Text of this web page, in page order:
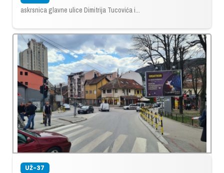
askrsnica glavne ulice Dimitrija Tucovića i...
UŽ-37